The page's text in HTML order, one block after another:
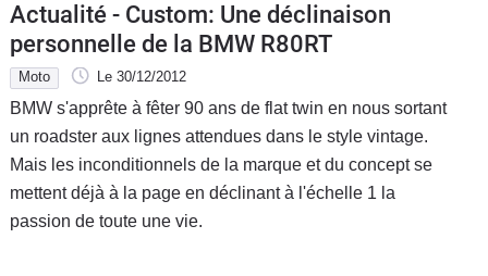
Actualité - Custom: Une déclinaison
personnelle de la BMW R80RT
Moto Le 30/12/2012
BMW s'apprête à fêter 90 ans de flat twin en nous sortant
un roadster aux lignes attendues dans le style vintage.
Mais les inconditionnels de la marque et du concept se
mettent déjà à la page en déclinant à l'échelle 1 la
passion de toute une vie.